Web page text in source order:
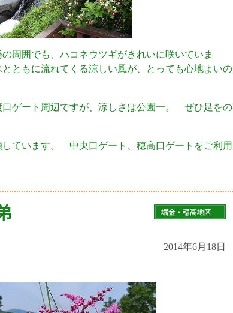
周囲でも、ハコネウツギがきれいに咲いていま
ともに流れてくる涼しい風が、とっても心地よいの
口ゲート周辺ですが、涼しさは公園一。 ぜひ足をの
ています。 中央口ゲート、穂高口ゲートをご利用
2014年6月18日